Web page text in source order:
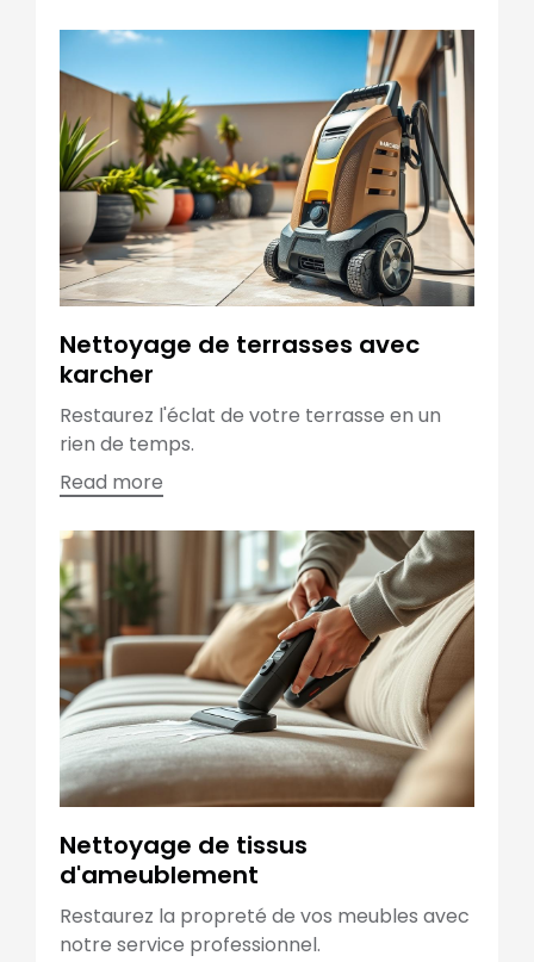
Nettoyage de terrasses avec
karcher
Restaurez l'éclat de votre terrasse en un
rien de temps.
Read more
Nettoyage de tissus
d'ameublement
Restaurez la propreté de vos meubles avec
notre service professionnel.